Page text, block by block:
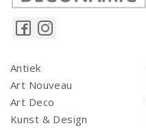
Antiek
Art Nouveau
Art Deco
Kunst & Design